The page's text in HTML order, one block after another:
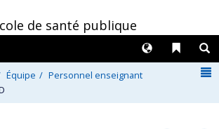
de santé publique
Liens
Langues
Équipe
Personnel enseignant